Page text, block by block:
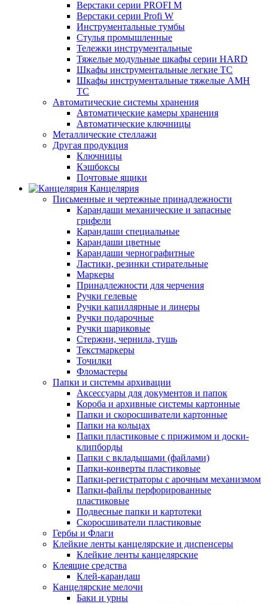
Верстаки серии PROFI M
Верстаки серии Profi W
Инструментальные тумбы
Стулья промышленные
Тележки инструментальные
Тяжелые модульные шкафы серии HARD
Шкафы инструментальные легкие ТС
Шкафы инструментальные тяжелые AMH
TC
Автоматические системы хранения
Автоматические камеры хранения
Автоматические ключницы
Металлические стеллажи
Другая продукция
Ключницы
Кэшбоксы
Почтовые ящики
Канцелярия
Письменные и чертежные принадлежности
Карандаши механические и запасные
грифели
Карандаши специальные
Карандаши цветные
Карандаши чернографитные
Ластики, резинки стирательные
Маркеры
Принадлежности для черчения
Ручки гелевые
Ручки капиллярные и линеры
Ручки подарочные
Ручки шариковые
Стержни, чернила, тушь
Текстмаркеры
Точилки
Фломастеры
Папки и системы архивации
Аксессуары для документов и папок
Короба и архивные системы картонные
Папки и скоросшиватели картонные
Папки на кольцах
Папки пластиковые с прижимом и доски-
клипборды
Папки с вкладышами (файлами)
Папки-конверты пластиковые
Папки-регистраторы с арочным механизмом
Папки-файлы перфорированные
пластиковые
Подвесные папки и картотеки
Скоросшиватели пластиковые
Гербы и Флаги
Клейкие ленты канцелярские и диспенсеры
Клейкие ленты канцелярские
Клеящие средства
Клей-карандаш
Канцелярские мелочи
Баки и урны